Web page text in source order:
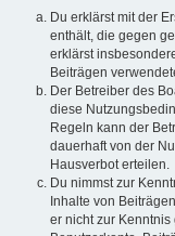
Du erklärst mit der
enthält, die gegen
erklärst
Beiträgen
Der Betreiber des
diese
Regeln kann der
dauerhaft von der
Hausverbot erteilen.
Du nimmst zur
Inhalte von
er nicht zur Kenntnis